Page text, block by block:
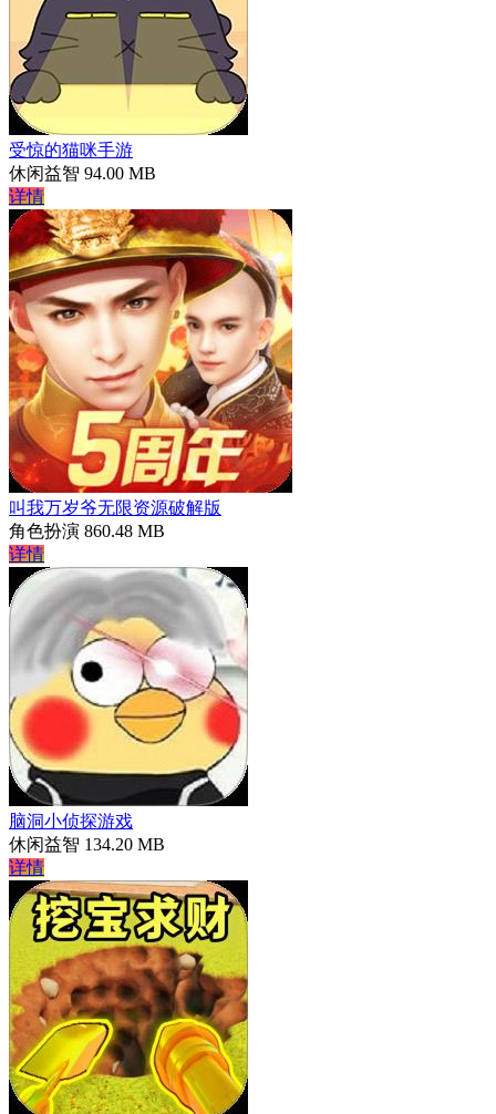
受惊的猫咪手游
休闲益智 94.00 MB
详情
叫我万岁爷无限资源破解版
角色扮演 860.48 MB
详情
脑洞小侦探游戏
休闲益智 134.20 MB
详情